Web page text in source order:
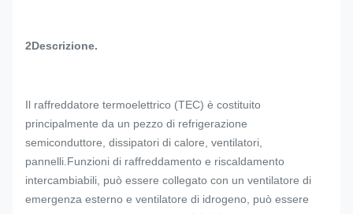
2Descrizione.
Il raffreddatore termoelettrico (TEC) è costituito
principalmente da un pezzo di refrigerazione
semiconduttore, dissipatori di calore, ventilatori,
pannelli.Funzioni di raffreddamento e riscaldamento
intercambiabili, può essere collegato con un ventilatore di
emergenza esterno e ventilatore di idrogeno, può essere